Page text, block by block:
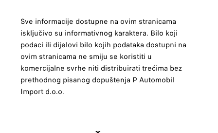
Sve informacije dostupne na ovim stranicama
isključivo su informativnog karaktera. Bilo koji
podaci ili dijelovi bilo kojih podataka dostupni na
ovim stranicama ne smiju se koristiti u
komercijalne svrhe niti distribuirati trećima bez
prethodnog pisanog dopuštenja P Automobil
Import d.o.o.